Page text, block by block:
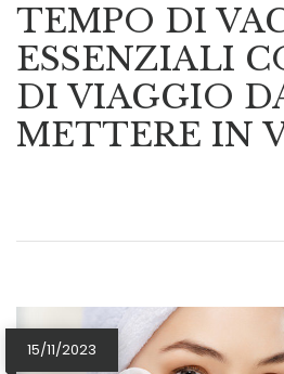
TEMPO DI
ESSENZIALI
DI VIAGGIO
METTERE IN
15/11/2023